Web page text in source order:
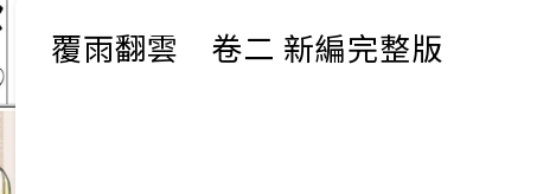
覆雨翻雲 卷二 新編完整版